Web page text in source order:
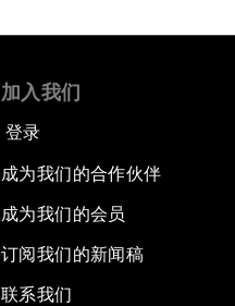
加入我们
登录
成为我们的合作伙伴
成为我们的会员
订阅我们的新闻稿
联系我们